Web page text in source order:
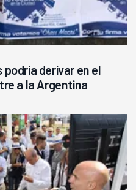
derivar en el
a la Argentina